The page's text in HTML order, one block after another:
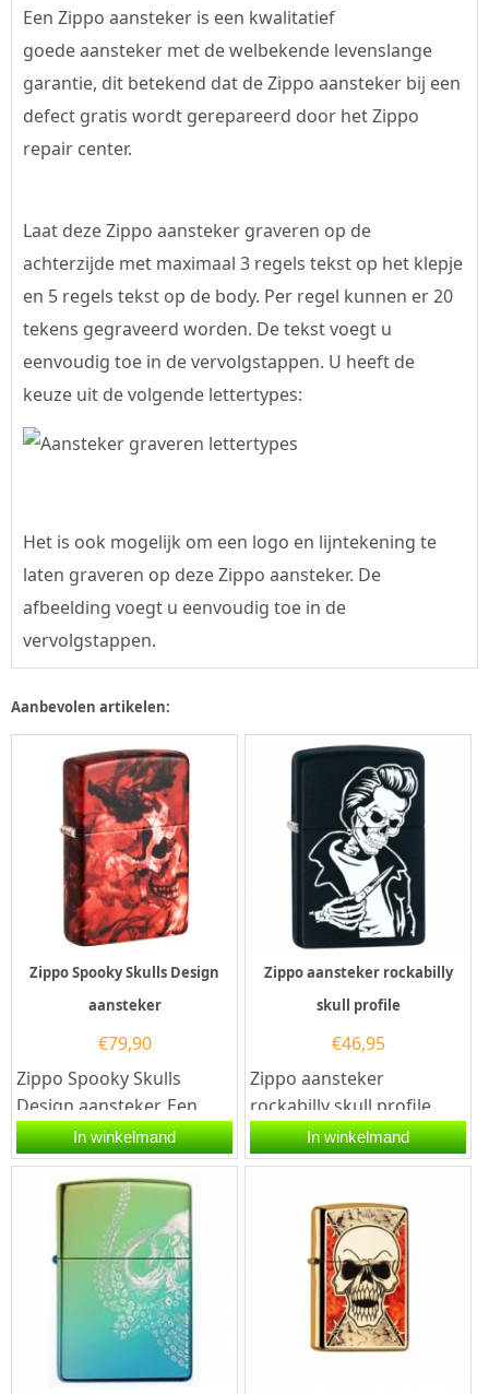
Een Zippo aansteker is een kwalitatief
goede aansteker met de welbekende levenslange
garantie, dit betekend dat de Zippo aansteker bij een
defect gratis wordt gerepareerd door het Zippo
repair center.
Laat deze Zippo aansteker graveren op de
achterzijde met maximaal 3 regels tekst op het klepje
en 5 regels tekst op de body. Per regel kunnen er 20
tekens gegraveerd worden. De tekst voegt u
eenvoudig toe in de vervolgstappen. U heeft de
keuze uit de volgende lettertypes:
Het is ook mogelijk om een logo en lijntekening te
laten graveren op deze Zippo aansteker. De
afbeelding voegt u eenvoudig toe in de
vervolgstappen.
Aanbevolen artikelen:
Zippo Spooky Skulls Design
aansteker
€79,90
Zippo Spooky Skulls
Design aansteker. Een
Zippo is een kwalitatief
goede...
In winkelmand
Zippo aansteker rockabilly
skull profile
€46,95
Zippo aansteker
rockabilly skull profile .
Een Zippo aansteker is
een kwalitatief...
In winkelmand